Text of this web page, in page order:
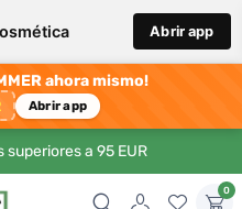
Abrir app
ahora mismo!
Abrir app
superiores a 95 EUR
0